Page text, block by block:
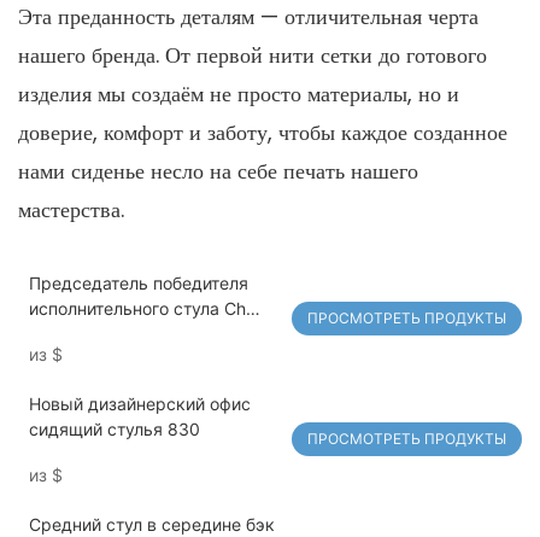
Эта преданность деталям — отличительная черта
нашего бренда. От первой нити сетки до готового
изделия мы создаём не просто материалы, но и
доверие, комфорт и заботу, чтобы каждое созданное
нами сиденье несло на себе печать нашего
мастерства.
Председатель победителя
исполнительного стула Ch
из $
ПРОСМОТРЕТЬ ПРОДУКТЫ
Новый дизайнерский офис
сидящий стулья 830
из $
ПРОСМОТРЕТЬ ПРОДУКТЫ
Средний стул в середине бэк